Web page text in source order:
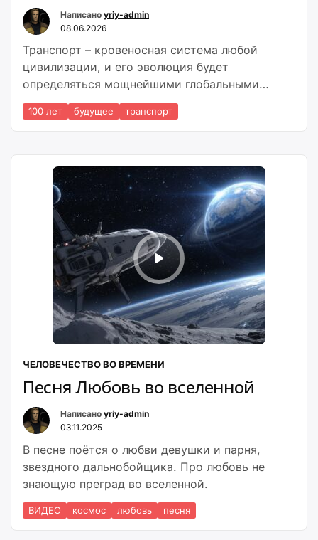
Написано yriy-admin
08.06.2026
Транспорт – кровеносная система любой
цивилизации, и его эволюция будет
определяться мощнейшими глобальными
трендами:
100 лет будущее транспорт
ЧЕЛОВЕЧЕСТВО ВО ВРЕМЕНИ
Песня Любовь во вселенной
Написано yriy-admin
03.11.2025
В песне поётся о любви девушки и парня,
звездного дальнобойщика. Про любовь не
знающую преград во вселенной.
ВИДЕО космос любовь песня